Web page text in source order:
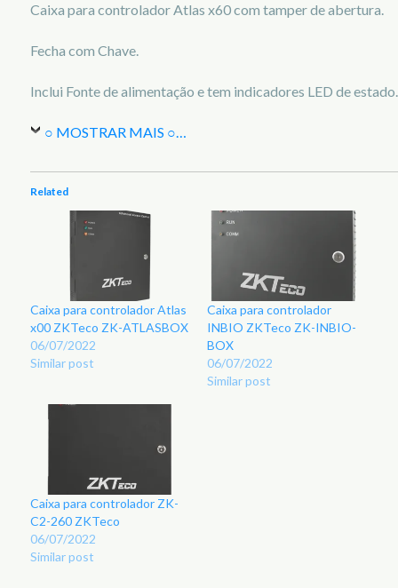
Caixa para controlador Atlas x60 com tamper de abertura.
Fecha com Chave.
Inclui Fonte de alimentação e tem indicadores LED de estado.
○ MOSTRAR MAIS ○
Related
Caixa para controlador Atlas
x00 ZKTeco ZK-ATLASBOX
06/07/2022
Similar post
Caixa para controlador
INBIO ZKTeco ZK-INBIO-
BOX
06/07/2022
Similar post
Caixa para controlador ZK-
C2-260 ZKTeco
06/07/2022
Similar post